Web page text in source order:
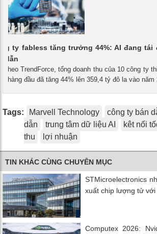
ty fabless tăng trưởng 44%: AI đang
dẫn
Theo TrendForce, tổng doanh thu của 10 công ty
hàng đầu đã tăng 44% lên 359,4 tỷ đô la vào năm
Tags: Marvell Technology công ty bán
dẫn
trung tâm dữ liệu AI kêt nối
thu
lợi nhuận
TIN KHÁC CÙNG CHUYÊN MỤC
STMicroelectronics
xuất chip lượng tử với
Computex 2026: